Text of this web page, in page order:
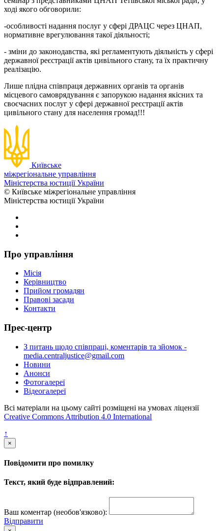
ході якого обговорили:
-особливості надання послуг у сфері ДРАЦС через ЦНАП,
нормативне врегулювання такої діяльності;
- зміни до законодавства, які регламентують діяльність у сфері
державної реєстрації актів цивільного стану, та їх практичну
реалізацію.
Лише плідна співпраця державних органів та органів
місцевого самоврядування є запорукою надання якісних та
своєчасних послуг у сфері державної реєстрації актів
цивільного стану для населення громад!!!
Київське
міжрегіональне управління
Міністерства юстиції України
© Київське міжрегіональне управління
Міністерства юстиції України
Про управління
Місія
Керівництво
Прийом громадян
Правові засади
Контакти
Прес-центр
З питань щодо співпраці, коментарів та зйомок -
media.centraljustice@gmail.com
Новини
Анонси
Фотогалереї
Відеогалереї
Всі матеріали на цьому сайті розміщені на умовах ліцензії
Creative Commons Attribution 4.0 International
↑
×
Повідомити про помилку
Текст, який буде відправлений:
Ваш коментар (необов'язково):
Відправити